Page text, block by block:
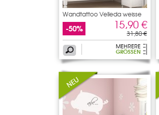
Wandtattoo Velleda weisse
-50% 15,90 €
31,80 €
MEHRERE
GRÖSSEN